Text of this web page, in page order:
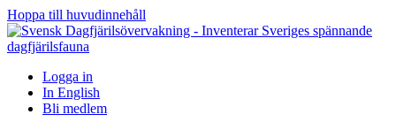
Hoppa till huvudinnehåll
Logga in
In English
Bli medlem